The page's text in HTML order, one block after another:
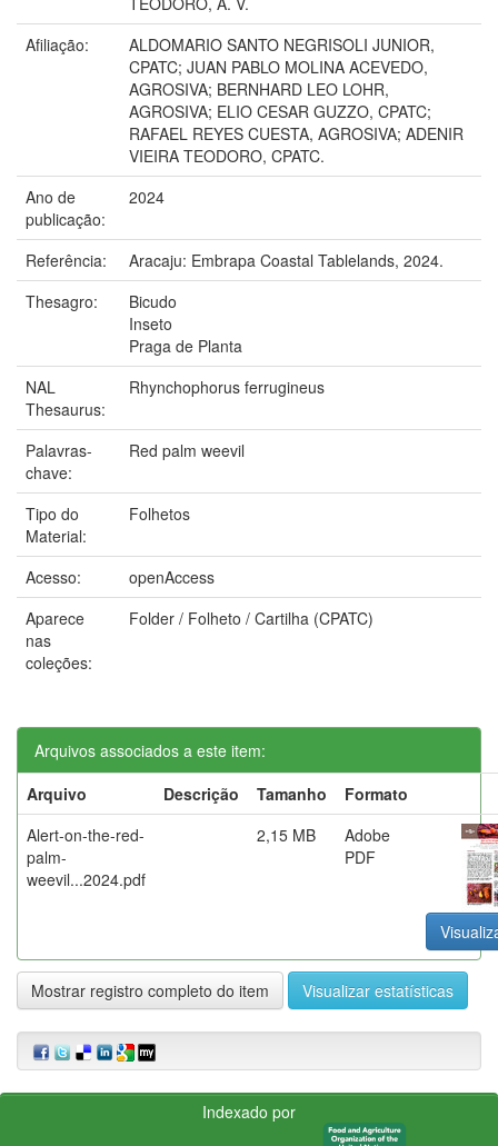
Afiliação:
ALDOMARIO SANTO NEGRISOLI JUNIOR,
CPATC; JUAN PABLO MOLINA ACEVEDO,
AGROSIVA; BERNHARD LEO LOHR,
AGROSIVA; ELIO CESAR GUZZO, CPATC;
RAFAEL REYES CUESTA, AGROSIVA; ADENIR
VIEIRA TEODORO, CPATC.
Ano de
publicação:
2024
Referência:
Aracaju: Embrapa Coastal Tablelands, 2024.
Thesagro:
Bicudo
Inseto
Praga de Planta
NAL
Thesaurus:
Rhynchophorus ferrugineus
Palavras-
chave:
Red palm weevil
Tipo do
Material:
Folhetos
Acesso:
openAccess
Aparece
nas
coleções:
Folder / Folheto / Cartilha (CPATC)
Arquivos associados a este item:
Arquivo
Descrição Tamanho
Formato
Alert-on-the-red-
palm-
weevil...2024.pdf
2,15 MB
Adobe
PDF
Mostrar registro completo do item Visualizar estatísticas
Indexado por